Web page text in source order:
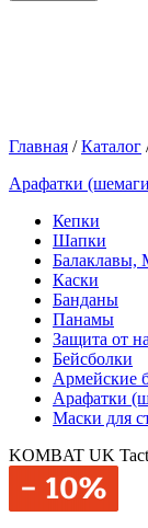
Главная /Каталог
Арафатки
Кепки
Шапки
Балаклавы,
Каски
Банданы
Панамы
Защита от
Бейсболки
Армейские
Арафатки
Маски для
KOMBAT UK